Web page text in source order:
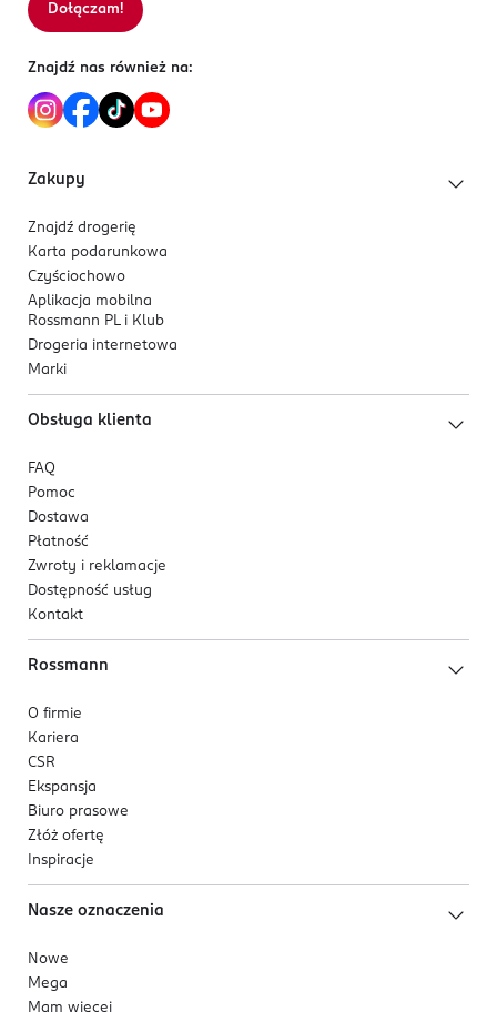
Sortowanie wg
Dołączam!
Znajdź nas również na:
Zakupy
Znajdź drogerię
Karta podarunkowa
Czyściochowo
Aplikacja mobilna
Rossmann PL i Klub
Drogeria internetowa
Marki
Obsługa klienta
FAQ
Pomoc
Dostawa
Płatność
Zwroty i reklamacje
Dostępność usług
Kontakt
Rossmann
O firmie
Kariera
CSR
Ekspansja
Biuro prasowe
Złóż ofertę
Inspiracje
Nasze oznaczenia
Nowe
Mega
Mam więcej